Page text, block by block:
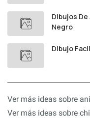
Dibujos De
Negro
Dibujo
Ver más ideas sobre
Ver más ideas sobre